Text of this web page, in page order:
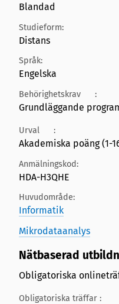
Blandad
Studieform:
Distans
Språk:
Engelska
Behörighetskrav :
Grundläggande
Urval :
Akademiska poäng (1-
Anmälningskod:
HDA-H3QHE
Huvudområde:
Informatik
Mikrodataanalys
Nätbaserad
Obligatoriska
Obligatoriska träffar :